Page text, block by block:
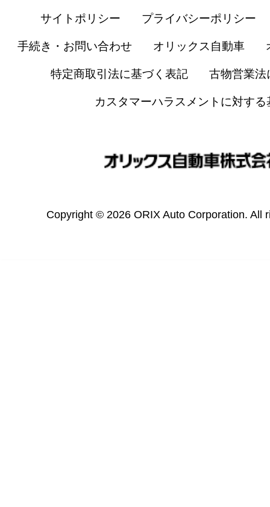
サイトポリシー プライバシーポリシー
手続き・お問い合わせ オリックス自動車
特定商取引法に基づく表記 古物営業法
カスタマーハラスメントに対する
Copyright © 2026 ORIX Auto Corporation. All